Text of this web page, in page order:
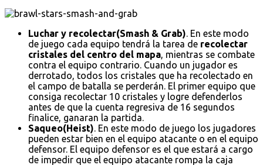
Luchar y recolectar(Smash & Grab). En este modo
de juego cada equipo tendrá la tarea de recolectar
cristales del centro del mapa, mientras se combate
contra el equipo contrario. Cuando un jugador es
derrotado, todos los cristales que ha recolectado en
el campo de batalla se perderán. El primer equipo que
consiga recolectar 10 cristales y logre defenderlos
antes de que la cuenta regresiva de 16 segundos
finalice, ganaran la partida.
Saqueo(Heist). En este modo de juego los jugadores
pueden estar bien en el equipo atacante o en el equipo
defensor. El equipo defensor es el que estará a cargo
de impedir que el equipo atacante rompa la caja